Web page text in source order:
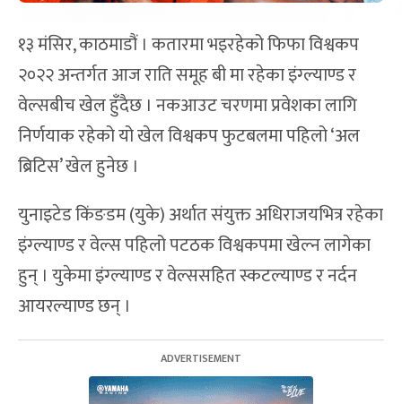
१३ मंसिर, काठमाडौं । कतारमा भइरहेको फिफा विश्वकप
२०२२ अन्तर्गत आज राति समूह बी मा रहेका इंग्ल्याण्ड र
वेल्सबीच खेल हुँदैछ । नकआउट चरणमा प्रवेशका लागि
निर्णयाक रहेको यो खेल विश्वकप फुटबलमा पहिलो ‘अल
ब्रिटिस’ खेल हुनेछ ।
युनाइटेड किंङडम (युके) अर्थात संयुक्त अधिराजयभित्र रहेका
इंग्ल्याण्ड र वेल्स पहिलो पटठक विश्वकपमा खेल्न लागेका
हुन् । युकेमा इंग्ल्याण्ड र वेल्ससहित स्कटल्याण्ड र नर्दन
आयरल्याण्ड छन् ।